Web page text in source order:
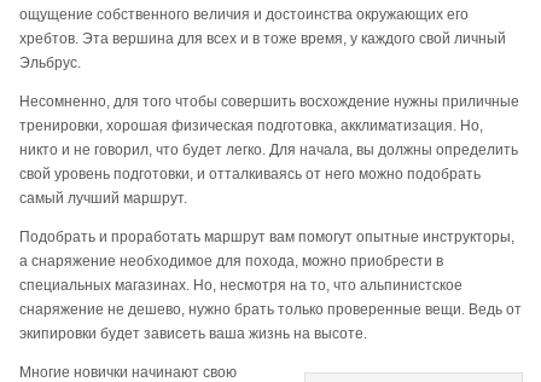
ощущение собственного величия и достоинства окружающих его
хребтов. Эта вершина для всех и в тоже время, у каждого свой личный
Эльбрус.
Несомненно, для того чтобы совершить восхождение нужны приличные
тренировки, хорошая физическая подготовка, акклиматизация. Но,
никто и не говорил, что будет легко. Для начала, вы должны определить
свой уровень подготовки, и отталкиваясь от него можно подобрать
самый лучший маршрут.
Подобрать и проработать маршрут вам помогут опытные инструкторы,
а снаряжение необходимое для похода, можно приобрести в
специальных магазинах. Но, несмотря на то, что альпинистское
снаряжение не дешево, нужно брать только проверенные вещи. Ведь от
экипировки будет зависеть ваша жизнь на высоте.
Многие новички начинают свою